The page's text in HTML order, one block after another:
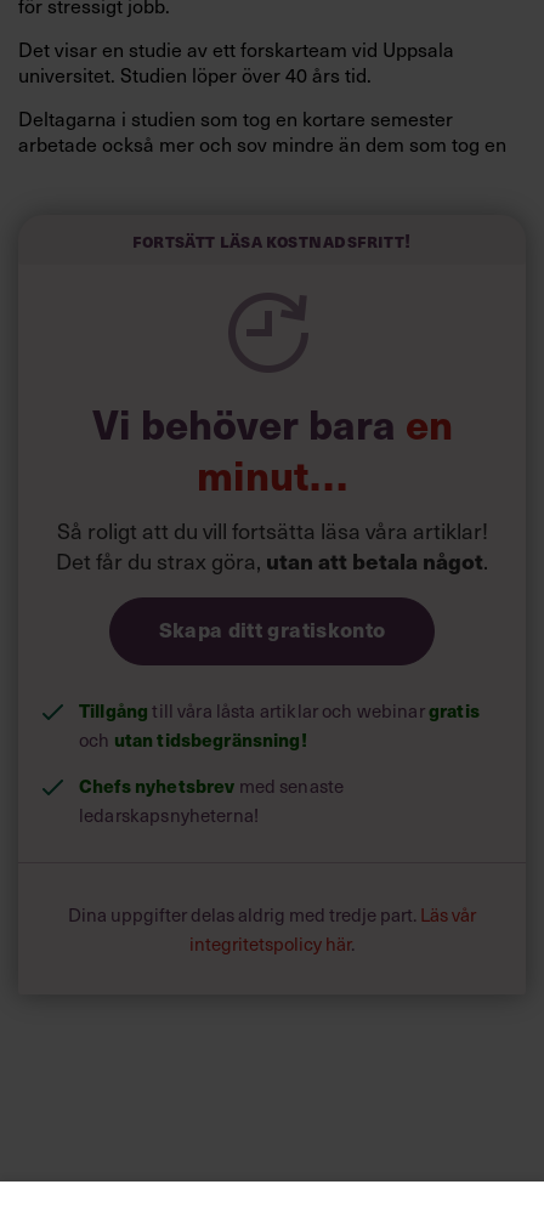
Det visar en studie av ett forskarteam vid Uppsala
universitet. Studien löper över 40 års tid.
Deltagarna i studien som tog en kortare semester
arbetade också mer och sov mindre än dem som tog en
Forskarna tror sig dessutom kunna uttyda att en längre
försök att förändra livsstilsvanor.
Fortsätt läsa kostnadsfritt!
Vi behöver bara en
minut…
Så roligt att du vill fortsätta läsa våra artiklar!
Det får du strax göra, utan att betala något.
Skapa ditt gratiskonto
Tillgång till våra låsta artiklar och webinargratis
och utan tidsbegränsning!
Chefs nyhetsbrev med senaste
ledarskapsnyheterna!
Dina uppgifter delas aldrig med tredje part. Läs vår
integritetspolicy här.